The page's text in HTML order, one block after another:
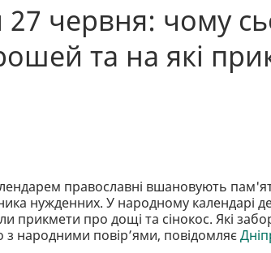
27 червня: чому
та на які
православні вшановують
нужденних. У народному календарі
прикмети про дощі та сінокос. Які
народними повір’ями, повідомляє